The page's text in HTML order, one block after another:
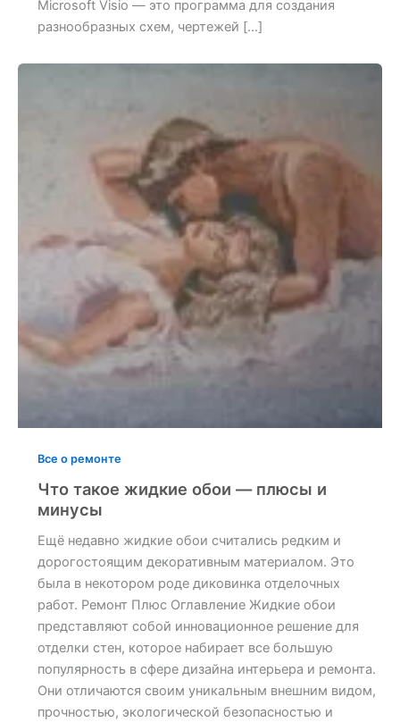
Microsoft Visio — это программа для создания
разнообразных схем, чертежей […]
Все о ремонте
Что такое жидкие обои — плюсы и
минусы
Ещё недавно жидкие обои считались редким и
дорогостоящим декоративным материалом. Это
была в некотором роде диковинка отделочных
работ. Ремонт Плюс Оглавление Жидкие обои
представляют собой инновационное решение для
отделки стен, которое набирает все большую
популярность в сфере дизайна интерьера и ремонта.
Они отличаются своим уникальным внешним видом,
прочностью, экологической безопасностью и